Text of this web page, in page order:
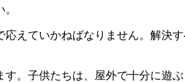
えていかねばなりません。解決
。子供たちは、屋外で十分に遊